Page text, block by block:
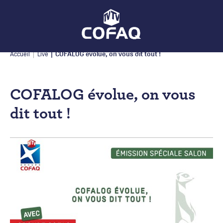
Accueil Live COFALOG évolue, on vous dit tout !
COFALOG évolue, on vous
dit tout !